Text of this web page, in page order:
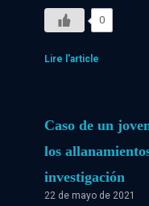
0
Lire l'article
Caso de un
los
investigación
22 de mayo de 2021